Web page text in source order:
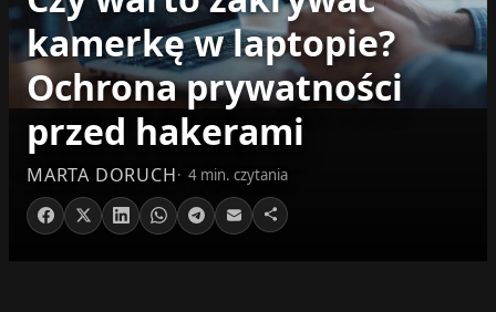
kamerkę w laptopie?
Ochrona prywatności
przed hakerami
MARTA DORUCH 4 min. czytania